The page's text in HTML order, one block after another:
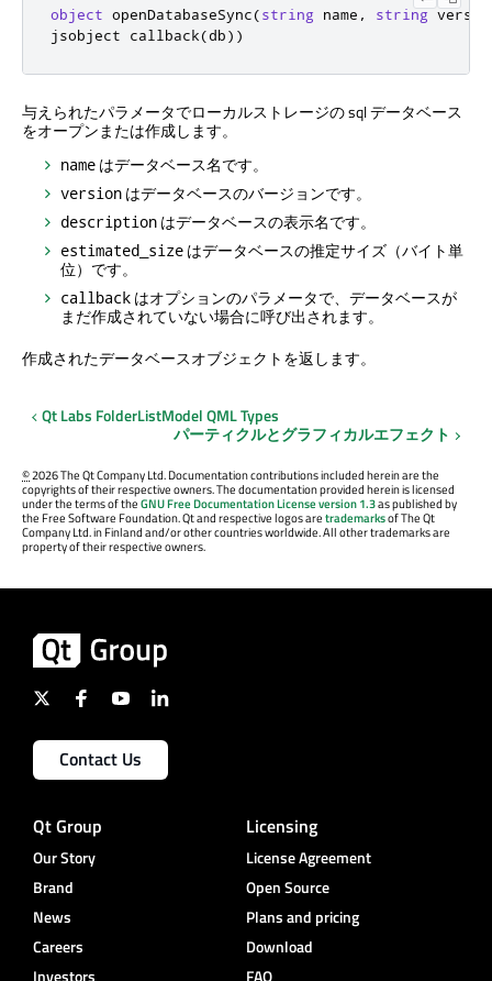
object openDatabaseSync(string name , string
jsobject callback(db))
与えられたパラメータでローカルストレージの sql データベース
をオープンまたは作成します。
name はデータベース名です。
version はデータベースのバージョンです。
description はデータベースの表示名です。
estimated_size はデータベースの推定サイズ（バイト単
位）です。
callback はオプションのパラメータで、データベースが
まだ作成されていない場合に呼び出されます。
作成されたデータベースオブジェクトを返します。
Qt Labs FolderListModel QML Types
パーティクルとグラフィカルエフェクト
©2026 The Qt Company Ltd. Documentation contributions included herein are the
copyrights of their respective owners. The documentation provided herein is licensed
under the terms of theGNU Free Documentation License version 1.3as published by
the Free Software Foundation. Qt and respective logos aretrademarksof The Qt
Company Ltd. in Finland and/or other countries worldwide. All other trademarks are
property of their respective owners.
Contact Us
Qt Group
Our Story
Brand
News
Careers
Investors
Licensing
License Agreement
Open Source
Plans and pricing
Download
FAQ